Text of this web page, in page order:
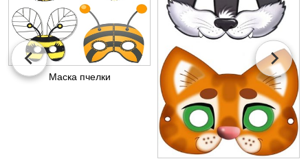
Маска пчелки